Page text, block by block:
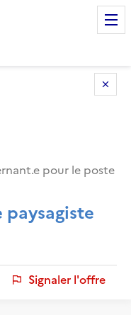
pour le poste
Signaler l'offre